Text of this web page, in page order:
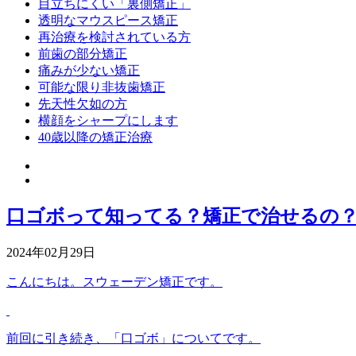
目立ちにくい「裏側矯正」
透明なマウスピース矯正
再治療を検討されている方
前歯の部分矯正
痛みが少ない矯正
可能な限り非抜歯矯正
先天性欠如の方
横顔をシャープにします
40歳以降の矯正治療
口ゴボって知ってる？矯正で治せるの？
2024年02月29日
こんにちは。スウェーデン矯正です。
前回に引き続き、「口ゴボ」についてです。